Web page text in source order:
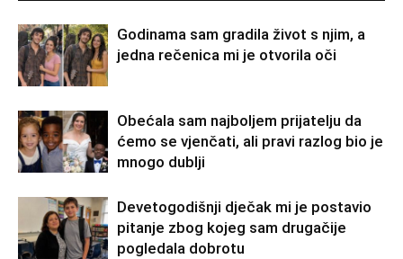
Godinama sam gradila život s njim, a
jedna rečenica mi je otvorila oči
Obećala sam najboljem prijatelju da
ćemo se vjenčati, ali pravi razlog bio je
mnogo dublji
Devetogodišnji dječak mi je postavio
pitanje zbog kojeg sam drugačije
pogledala dobrotu